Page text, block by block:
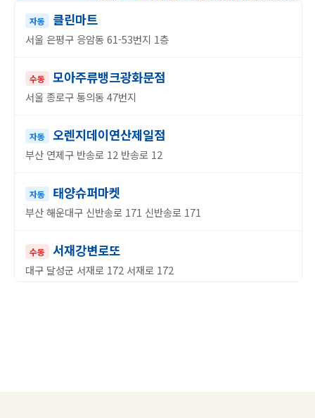
자동 클린마트
서울 은평구 응암동 61-53번지 1층
수동 모아주류뱅크광화문점
서울 종로구 통의동 47번지
자동 오렌지데이연산제일점
부산 연제구 반송로 12 반송로 12
자동 태양슈퍼마켓
부산 해운대구 신반송로 171 신반송로 171
수동 서재강변로또
대구 달성군 서재로 172 서재로 172